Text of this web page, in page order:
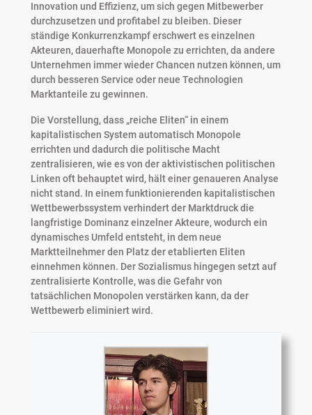
Innovation und Effizienz, um sich gegen Mitbewerber
durchzusetzen und profitabel zu bleiben. Dieser
ständige Konkurrenzkampf erschwert es einzelnen
Akteuren, dauerhafte Monopole zu errichten, da andere
Unternehmen immer wieder Chancen nutzen können, um
durch besseren Service oder neue Technologien
Marktanteile zu gewinnen.
Die Vorstellung, dass „reiche Eliten“ in einem
kapitalistischen System automatisch Monopole
errichten und dadurch die politische Macht
zentralisieren, wie es von der aktivistischen politischen
Linken oft behauptet wird, hält einer genaueren Analyse
nicht stand. In einem funktionierenden kapitalistischen
Wettbewerbssystem verhindert der Marktdruck die
langfristige Dominanz einzelner Akteure, wodurch ein
dynamisches Umfeld entsteht, in dem neue
Marktteilnehmer den Platz der etablierten Eliten
einnehmen können. Der Sozialismus hingegen setzt auf
zentralisierte Kontrolle, was die Gefahr von
tatsächlichen Monopolen verstärken kann, da der
Wettbewerb eliminiert wird.